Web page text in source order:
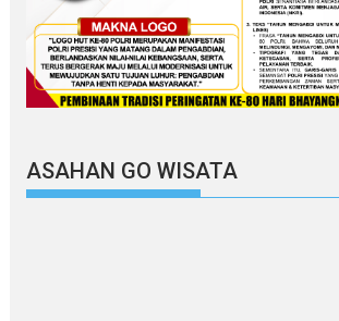
ASAHAN GO WISATA